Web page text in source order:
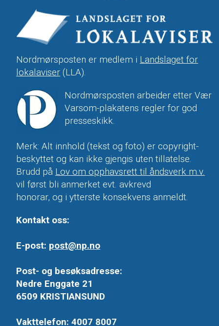
Nordmørsposten er medlem i Landslaget for
lokalaviser (LLA).
Nordmørsposten arbeider etter Vær
Varsom-plakatens regler for god
presseskikk.
Merk: Alt innhold (tekst og foto) er copyright-
beskyttet og kan ikke gjengis uten tillatelse.
Brudd på Lov om opphavsrett til åndsverk m.v.
vil først bli anmerket evt. avkrevd
honorar, og i ytterste konsekvens anmeldt.
Kontakt oss:
E-post: post@np.no
Post- og besøksadresse:
Nedre Enggate 21
6509 KRISTIANSUND
Vakttelefon: 4007 8007